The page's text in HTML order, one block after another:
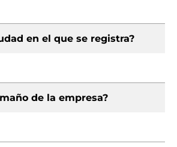
en el que se registra?
de la empresa?